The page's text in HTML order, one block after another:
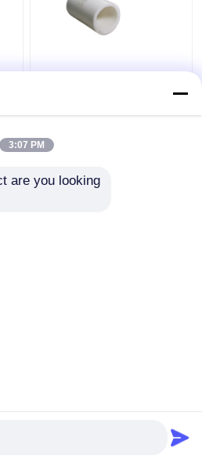
composto que corta o
serviço
Composite Materials Co.,
3:07 PM
are you looking